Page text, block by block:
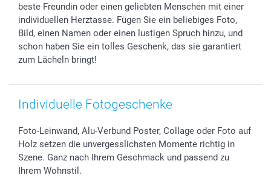
Widerrufsrecht
Zu allen Anlässen
Status der Bestellung
smartfriends
smartgarantie
smartbonus
beste Freundin oder einen geliebten Menschen mit einer
individuellen Herztasse. Fügen Sie ein beliebiges Foto,
Bild, einen Namen oder einen lustigen Spruch hinzu, und
schon haben Sie ein tolles Geschenk, das sie garantiert
zum Lächeln bringt!
Individuelle Fotogeschenke
Foto-Leinwand, Alu-Verbund Poster, Collage oder Foto auf
Holz setzen die unvergesslichsten Momente richtig in
Szene. Ganz nach Ihrem Geschmack und passend zu
Ihrem Wohnstil.